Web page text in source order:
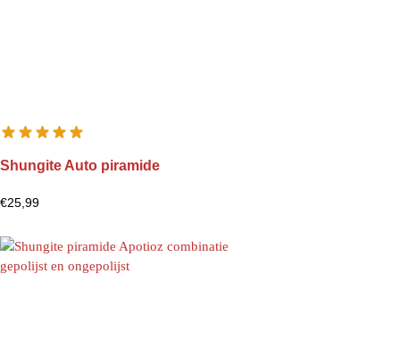
Shungite Auto piramide
€25,99